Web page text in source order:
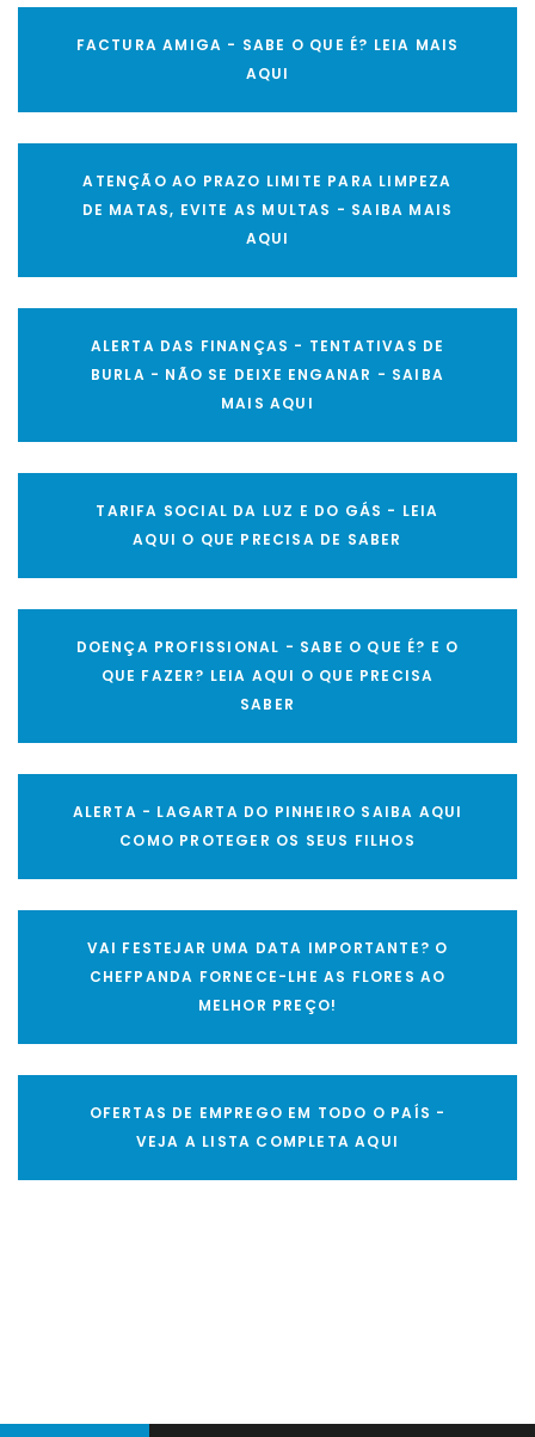
FACTURA AMIGA - SABE O QUE É? LEIA MAIS
AQUI
ATENÇÃO AO PRAZO LIMITE PARA LIMPEZA
DE MATAS, EVITE AS MULTAS - SAIBA MAIS
AQUI
ALERTA DAS FINANÇAS - TENTATIVAS DE
BURLA - NÃO SE DEIXE ENGANAR - SAIBA
MAIS AQUI
TARIFA SOCIAL DA LUZ E DO GÁS - LEIA
AQUI O QUE PRECISA DE SABER
DOENÇA PROFISSIONAL - SABE O QUE É? E O
QUE FAZER? LEIA AQUI O QUE PRECISA
SABER
ALERTA - LAGARTA DO PINHEIRO SAIBA AQUI
COMO PROTEGER OS SEUS FILHOS
VAI FESTEJAR UMA DATA IMPORTANTE? O
CHEFPANDA FORNECE-LHE AS FLORES AO
MELHOR PREÇO!
OFERTAS DE EMPREGO EM TODO O PAÍS -
VEJA A LISTA COMPLETA AQUI